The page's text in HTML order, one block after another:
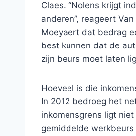
Claes. “Nolens krijgt
anderen”, reageert
Moeyaert dat bedrag
best kunnen dat de
zijn beurs moet laten
Hoeveel is die
In 2012 bedroeg het
inkomensgrens ligt niet
gemiddelde